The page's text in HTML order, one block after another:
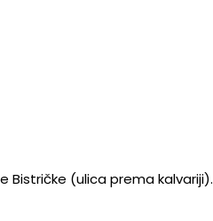
Bistričke (ulica prema kalvariji).